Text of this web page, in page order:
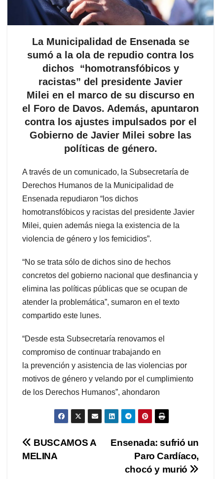
La Municipalidad de Ensenada se
sumó a la ola de repudio contra los
dichos “homotransfóbicos y
racistas” del presidente Javier
Milei en el marco de su discurso en
el Foro de Davos. Además, apuntaron
contra los ajustes impulsados por el
Gobierno de Javier Milei sobre las
políticas de género.
A través de un comunicado, la Subsecretaría de
Derechos Humanos de la Municipalidad de
Ensenada repudiaron “los dichos
homotransfóbicos y racistas del presidente Javier
Milei, quien además niega la existencia de la
violencia de género y los femicidios”.
“No se trata sólo de dichos sino de hechos
concretos del gobierno nacional que desfinancia y
elimina las políticas públicas que se ocupan de
atender la problemática”, sumaron en el texto
compartido este lunes.
“Desde esta Subsecretaría renovamos el
compromiso de continuar trabajando en
la prevención y asistencia de las violencias por
motivos de género y velando por el cumplimiento
de los Derechos Humanos”, ahondaron
Navegación
Ensenada: sufrió un
Paro Cardíaco,
chocó y murió
BUSCAMOS A
MELINA